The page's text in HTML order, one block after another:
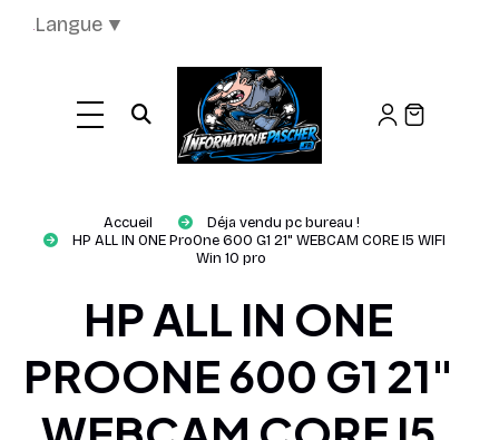
Ouvrir la recherche
Accueil
Déja vendu pc bureau !
HP ALL IN ONE ProOne 600 G1 21" WEBCAM CORE I5 WIFI
Win 10 pro
HP ALL IN ONE
PROONE 600 G1 21"
Langue ▼